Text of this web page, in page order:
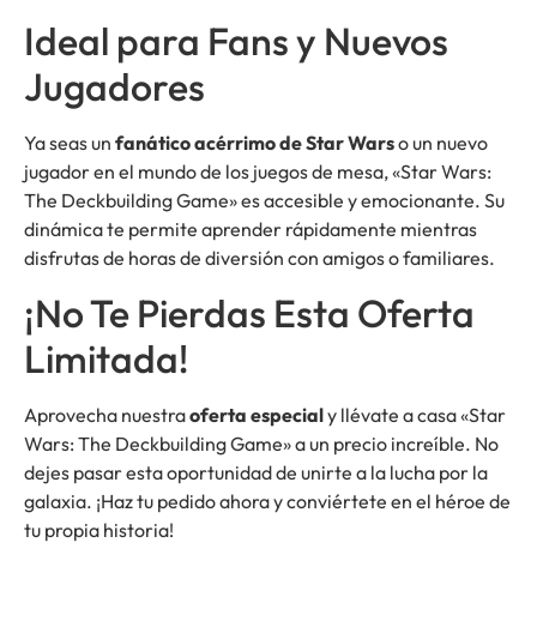
Ideal para Fans y Nuevos
Jugadores
Ya seas un fanático acérrimo de Star Warso un nuevo
jugador en el mundo de los juegos de mesa, «Star Wars:
The Deckbuilding Game» es accesible y emocionante. Su
dinámica te permite aprender rápidamente mientras
disfrutas de horas de diversión con amigos o familiares.
¡No Te Pierdas Esta Oferta
Limitada!
Aprovecha nuestraoferta especialy llévate a casa «Star
Wars: The Deckbuilding Game» a un precio increíble. No
dejes pasar esta oportunidad de unirte a la lucha por la
galaxia. ¡Haz tu pedido ahora y conviértete en el héroe de
tu propia historia!